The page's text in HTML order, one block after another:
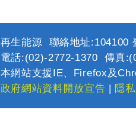
再生能源 聯絡地址:104100
電話:(02)-2772-1370 傳真
本網站支援IE、Firefox及
政府網站資料開放宣告 | 隱